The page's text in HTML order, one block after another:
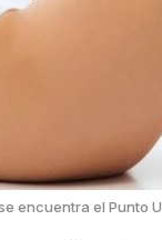
encuentra el Punto U